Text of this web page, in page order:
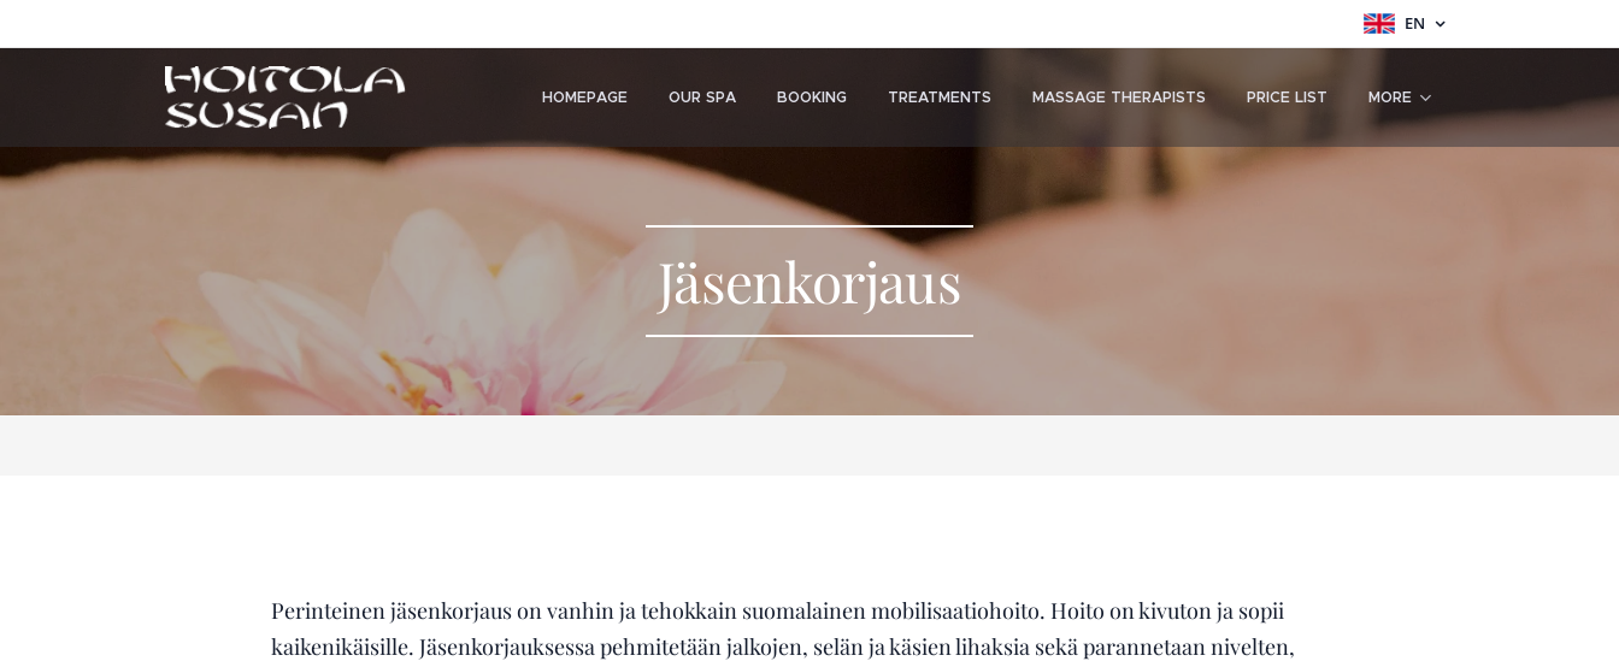
EN
HOMEPAGE OUR SPA BOOKING TREATMENTS MASSAGE THERAPISTS PRICE LIST MORE
Jäsenkorjaus
Perinteinen jäsenkorjaus on vanhin ja tehokkain suomalainen mobilisaatiohoito. Hoito on kivuton ja sopii
kaikenikäisille. Jäsenkorjauksessa pehmitetään jalkojen, selän ja käsien lihaksia sekä parannetaan nivelten,